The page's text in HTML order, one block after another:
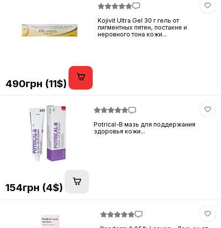
Kojivit Ultra Gel 30 г гель от
пигментных пятен, постакне и
неровного тона кожи...
490грн (11$)
Potrical-B мазь для поддержания
здоровья кожи...
154грн (4$)